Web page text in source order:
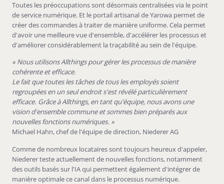
Toutes les préoccupations sont désormais centralisées via le point
de service numérique. Et le portail artisanal de Yarowa permet de
créer des commandes à traiter de manière uniforme. Cela permet
d'avoir une meilleure vue d'ensemble, d'accélérer les processus et
d'améliorer considérablement la traçabilité au sein de l'équipe.
« Nous utilisons Allthings pour gérer les processus de manière
cohérente et efficace.
Le fait que toutes les tâches de tous les employés soient
regroupées en un seul endroit s'est révélé particulièrement
efficace. Grâce à Allthings, en tant qu'équipe, nous avons une
vision d'ensemble commune et sommes bien préparés aux
nouvelles fonctions numériques. »
Michael Hahn, chef de l'équipe de direction, Niederer AG
Comme de nombreux locataires sont toujours heureux d'appeler,
Niederer teste actuellement de nouvelles fonctions, notamment
des outils basés sur l'IA qui permettent également d'intégrer de
manière optimale ce canal dans le processus numérique.